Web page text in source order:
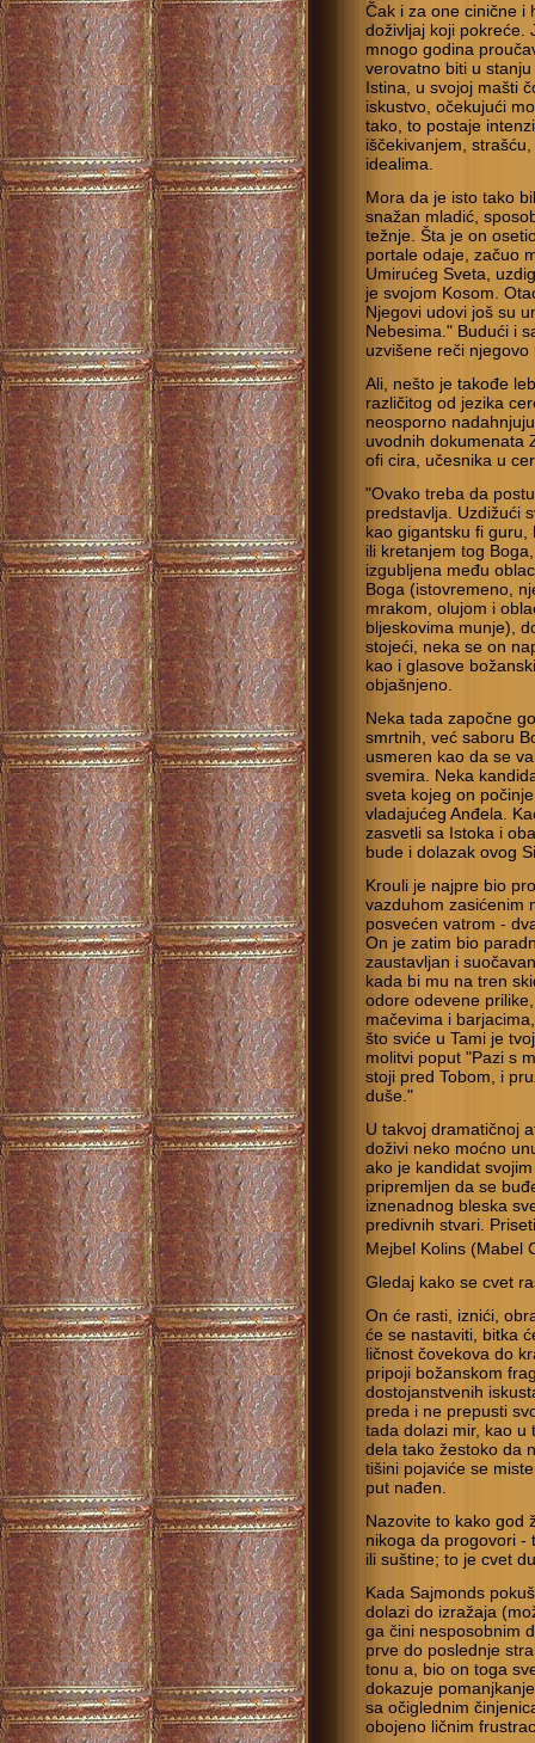
Čak i za one cinične i
doživljaj koji pokreće.
mnogo godina
verovatno biti u
Istina, u svojoj mašti
iskustvo, očekujući
tako, to postaje
iščekivanjem,
idealima.
Mora da je isto tako
snažan mladić,
težnje. Šta je on
portale odaje, začuo
Umirućeg Sveta,
je svojom Kosom.
Njegovi udovi još su
Nebesima." Budući i
uzvišene reči
Ali, nešto je takođe
različitog od jezika
neosporno
uvodnih dokumenata
ofi cira, učesnika u
"Ovako treba da
predstavlja. Uzdižući
kao gigantsku fi guru,
ili kretanjem tog
izgubljena među
Boga (istovremeno,
mrakom, olujom i
bljeskovima munje),
stojeći, neka se on
kao i glasove
objašnjeno.
Neka tada započne
smrtnih, već saboru
usmeren kao da se
svemira. Neka
sveta kojeg on
vladajućeg Anđela.
zasvetli sa Istoka i
bude i dolazak ovog
Krouli je najpre bio
vazduhom zasićenim
posvećen vatrom -
On je zatim bio
zaustavljan i
kada bi mu na tren
odore odevene
mačevima i
što sviće u Tami je
molitvi poput "Pazi s
stoji pred Tobom, i
duše."
U takvoj dramatičnoj
doživi neko moćno
ako je kandidat
pripremljen da se
iznenadnog bleska
predivnih stvari.
Mejbel Kolins (Mabel
Gledaj kako se cvet
On će rasti, iznići,
će se nastaviti, bitka
ličnost čovekova do
pripoji božanskom
dostojanstvenih
preda i ne prepusti
tada dolazi mir, kao u
dela tako žestoko da
tišini pojaviće se
put nađen.
Nazovite to kako god
nikoga da progovori -
ili suštine; to je cvet
Kada Sajmonds
dolazi do izražaja
ga čini nesposobnim
prve do poslednje
tonu a, bio on toga
dokazuje
sa očiglednim
obojeno ličnim